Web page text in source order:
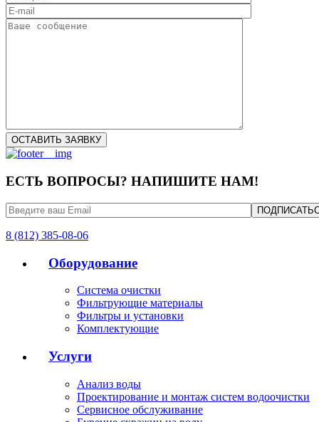
ЕСТЬ ВОПРОСЫ? НАПИШИТЕ НАМ!
8 (812) 385-08-06
Оборудование
Система очистки
Фильтрующие материалы
Фильтры и установки
Комплектующие
Услуги
Анализ воды
Проектирование и монтаж систем водоочистки
Сервисное обслуживание